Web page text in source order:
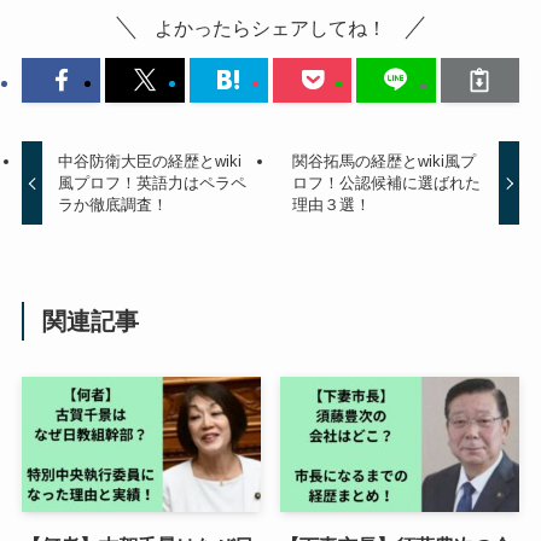
よかったらシェアしてね！
中谷防衛大臣の経歴とwiki
風プロフ！英語力はペラペ
ラか徹底調査！
関谷拓馬の経歴とwiki風プ
ロフ！公認候補に選ばれた
理由３選！
関連記事